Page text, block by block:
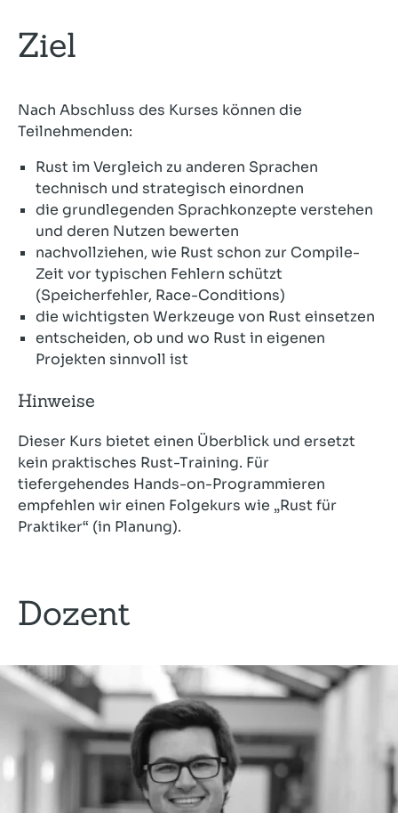
Ziel
Nach Abschluss des Kurses können die
Teilnehmenden:
Rust im Vergleich zu anderen Sprachen
technisch und strategisch einordnen
die grundlegenden Sprachkonzepte verstehen
und deren Nutzen bewerten
nachvollziehen, wie Rust schon zur Compile-
Zeit vor typischen Fehlern schützt
(Speicherfehler, Race-Conditions)
die wichtigsten Werkzeuge von Rust einsetzen
entscheiden, ob und wo Rust in eigenen
Projekten sinnvoll ist
Hinweise
Dieser Kurs bietet einen Überblick und ersetzt
kein praktisches Rust-Training. Für
tiefergehendes Hands-on-Programmieren
empfehlen wir einen Folgekurs wie „Rust für
Praktiker“ (in Planung).
Dozent